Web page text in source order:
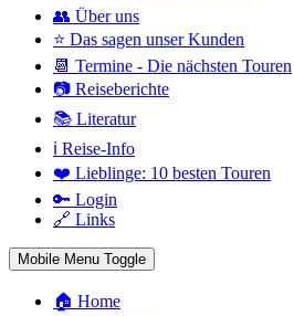
👥 Über uns
⭐ Das sagen unser Kunden
📆 Termine - Die nächsten Touren
📷 Reiseberichte
📚 Literatur
ℹ️ Reise-Info
❤️ Lieblinge: 10 besten Touren
🔑 Login
🔗 Links
Mobile Menu Toggle
🏠 Home